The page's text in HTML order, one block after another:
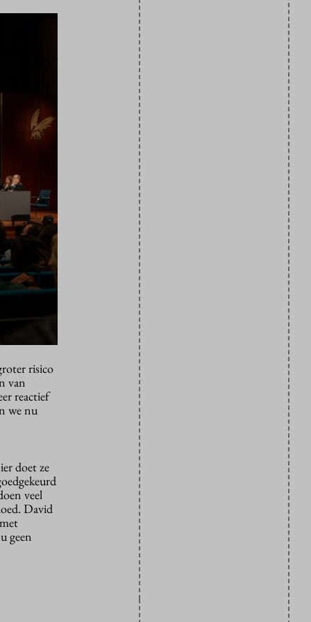
risico
van
reactief
we nu
doet ze
veel
David
geen